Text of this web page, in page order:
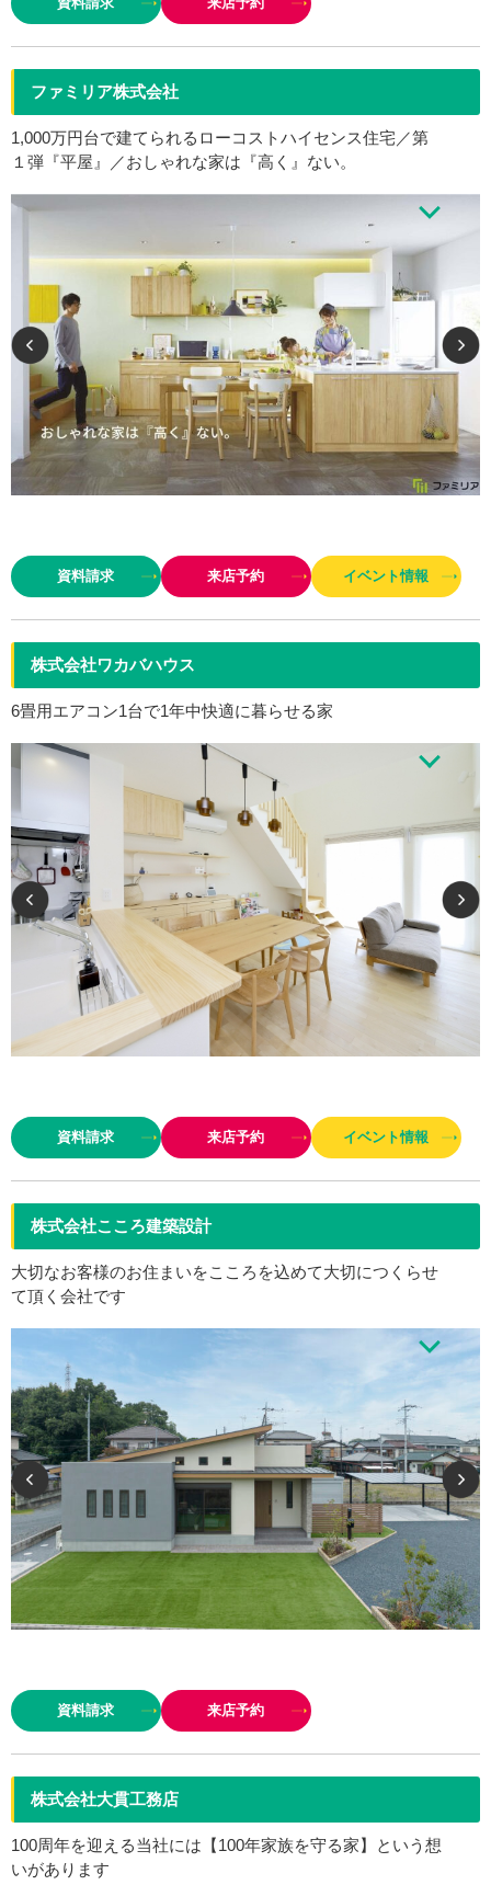
外装タイル ＆最新防災瓦 (2)震度７の２倍…
ファミリア株式会社
1,000万円台で建てられるローコストハイセンス住宅／第
１弾『平屋』／おしゃれな家は『高く』ない。
イン×高性能×高品質＞
資料請求 来店予約 イベント情報
株式会社ワカバハウス
6畳用エアコン1台で1年中快適に暮らせる家
だわりの工務店。エアコンは1台でOK、冬場の加湿器もいらないという快適
な温湿度を一年中保持する優れた室内環境は、断熱・気…
資料請求 来店予約 イベント情報
株式会社こころ建築設計
大切なお客様のお住まいをこころを込めて大切につくらせ
て頂く会社です
資料請求 来店予約
株式会社大貫工務店
100周年を迎える当社には【100年家族を守る家】という想
いがあります